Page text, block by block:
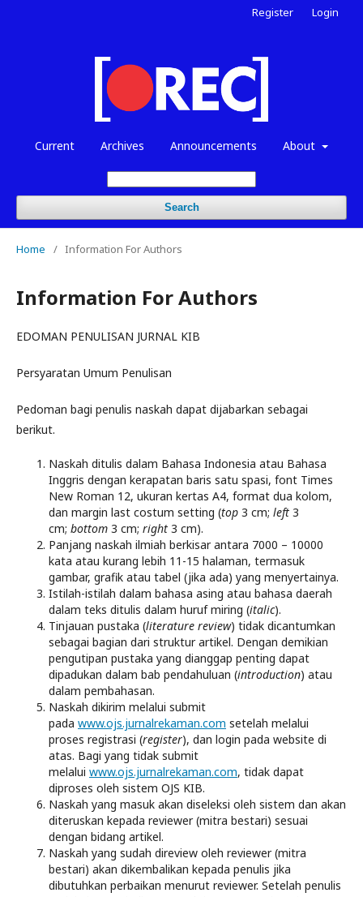
Current Archives Announcements About
Search
Register Login
Home / Information For Authors
Information For Authors
EDOMAN PENULISAN JURNAL KIB
Persyaratan Umum Penulisan
Pedoman bagi penulis naskah dapat dijabarkan sebagai
berikut.
Naskah ditulis dalam Bahasa Indonesia atau Bahasa
Inggris dengan kerapatan baris satu spasi, font Times
New Roman 12, ukuran kertas A4, format dua kolom,
dan margin last costum setting (top 3 cm; left 3
cm; bottom 3 cm; right 3 cm).
Panjang naskah ilmiah berkisar antara 7000 – 10000
kata atau kurang lebih 11-15 halaman, termasuk
gambar, grafik atau tabel (jika ada) yang menyertainya.
Istilah-istilah dalam bahasa asing atau bahasa daerah
dalam teks ditulis dalam huruf miring (italic).
Tinjauan pustaka (literature review) tidak dicantumkan
sebagai bagian dari struktur artikel. Dengan demikian
pengutipan pustaka yang dianggap penting dapat
dipadukan dalam bab pendahuluan (introduction) atau
dalam pembahasan.
Naskah dikirim melalui submit
pada www.ojs.jurnalrekaman.com setelah melalui
proses registrasi (register), dan login pada website di
atas. Bagi yang tidak submit
melalui www.ojs.jurnalrekaman.com, tidak dapat
diproses oleh sistem OJS KIB.
Naskah yang masuk akan diseleksi oleh sistem dan akan
diteruskan kepada reviewer (mitra bestari) sesuai
dengan bidang artikel.
Naskah yang sudah direview oleh reviewer (mitra
bestari) akan dikembalikan kepada penulis jika
dibutuhkan perbaikan menurut reviewer. Setelah penulis